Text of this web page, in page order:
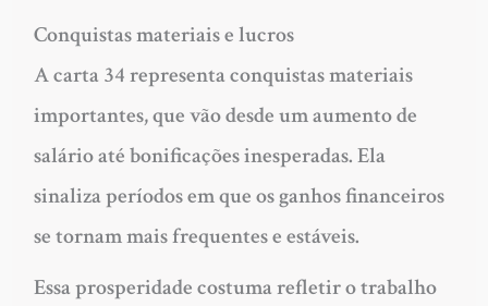
Conquistas materiais e lucros
A carta 34 representa conquistas materiais
importantes, que vão desde um aumento de
salário até bonificações inesperadas. Ela
sinaliza períodos em que os ganhos financeiros
se tornam mais frequentes e estáveis.
Essa prosperidade costuma refletir o trabalho